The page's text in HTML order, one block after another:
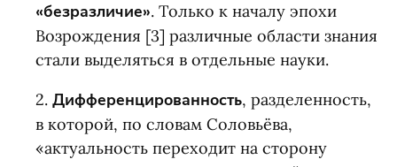
«безразличие». Только к началу эпохи
Возрождения [3] различные области знания
стали выделяться в отдельные науки.
2. Дифференцированность, разделенность,
в которой, по словам Соловьёва,
«актуальность переходит на сторону